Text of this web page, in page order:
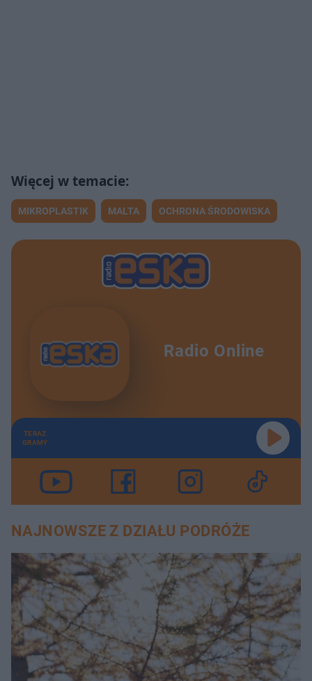
MIKROPLASTIK MALTA OCHRONA ŚRODOWISKA
Radio Online
TERAZ
GRAMY
NAJNOWSZE Z DZIAŁU PODRÓŻE